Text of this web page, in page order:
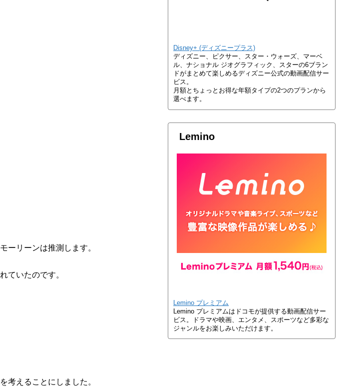
ーリーンは推測します。
ていたのです。
考えることにしました。
Disney+ (ディズニープラス)
ディズニー、ピクサー、スター・ウォーズ、マーベ
ル、ナショナル ジオグラフィック、スターの6ブラン
ドがまとめて楽しめるディズニー公式の動画配信サー
ビス。
月額とちょっとお得な年額タイプの2つのプランから
選べます。
Lemino
Lemino プレミアム
Lemino プレミアムはドコモが提供する動画配信サー
ビス。ドラマや映画、エンタメ、スポーツなど多彩な
ジャンルをお楽しみいただけます。